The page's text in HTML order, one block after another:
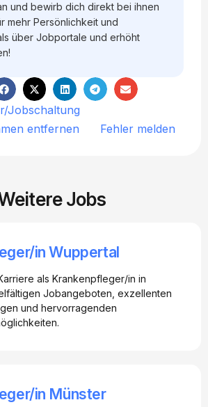
und bewirb dich direkt bei ihnen
mehr Persönlichkeit und
über Jobportale und erhöht
Jobschaltung
entfernen
Fehler melden
Jobs
in Wuppertal
als Krankenpfleger/in in
Jobangeboten, exzellenten
und hervorragenden
in Münster